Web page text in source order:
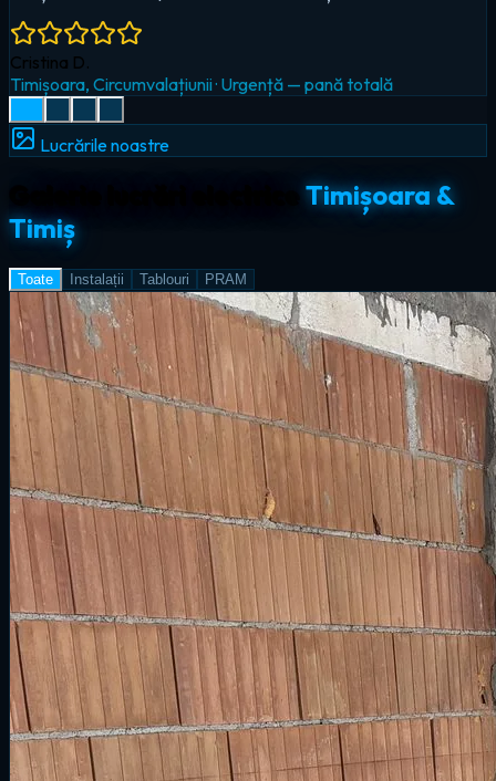
Radu I.
Giroc·Iluminat LED & smart home
Lucrările noastre
Timișoara &
Timiș
Toate Instalații Tablouri PRAM